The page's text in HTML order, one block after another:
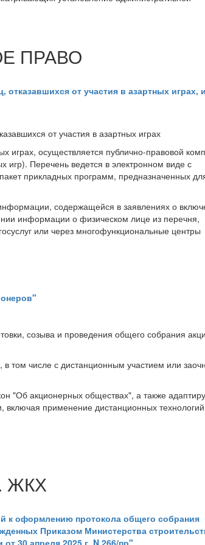
ПРАВО
от участия в азартных играх, и
от участия в азартных играх
играх, осуществляется публично-правовой
игр). Перечень ведется в электронном виде с
прикладных программ, предназначенных
содержащейся в заявлениях о
информации о физическом лице из перечня,
или через многофункциональные центры
созыва и проведения общего собрания
том числе с дистанционным участием или
"Об акционерных обществах", а также
применение дистанционных
ЖКХ
к оформлению протокола общего собрания
Приказом Министерства
30 апреля 2025 г. N 266/пр"